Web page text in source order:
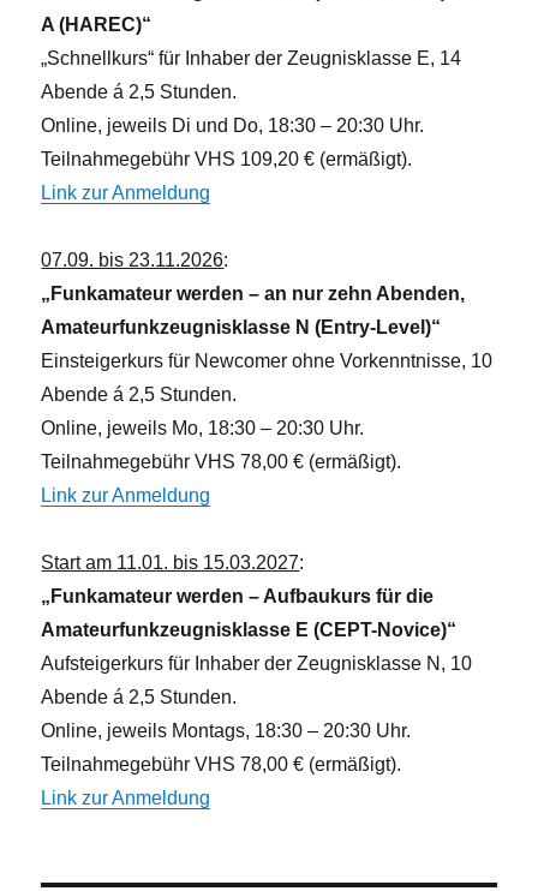
A (HAREC)“
„Schnellkurs“ für Inhaber der Zeugnisklasse E, 14
Abende á 2,5 Stunden.
Online, jeweils Di und Do, 18:30 – 20:30 Uhr.
Teilnahmegebühr VHS 109,20 € (ermäßigt).
Link zur Anmeldung
07.09. bis 23.11.2026:
„Funkamateur werden – an nur zehn Abenden,
Amateurfunkzeugnisklasse N (Entry-Level)“
Einsteigerkurs für Newcomer ohne Vorkenntnisse, 10
Abende á 2,5 Stunden.
Online, jeweils Mo, 18:30 – 20:30 Uhr.
Teilnahmegebühr VHS 78,00 € (ermäßigt).
Link zur Anmeldung
Start am 11.01. bis 15.03.2027:
„Funkamateur werden – Aufbaukurs für die
Amateurfunkzeugnisklasse E (CEPT-Novice)“
Aufsteigerkurs für Inhaber der Zeugnisklasse N, 10
Abende á 2,5 Stunden.
Online, jeweils Montags, 18:30 – 20:30 Uhr.
Teilnahmegebühr VHS 78,00 € (ermäßigt).
Link zur Anmeldung